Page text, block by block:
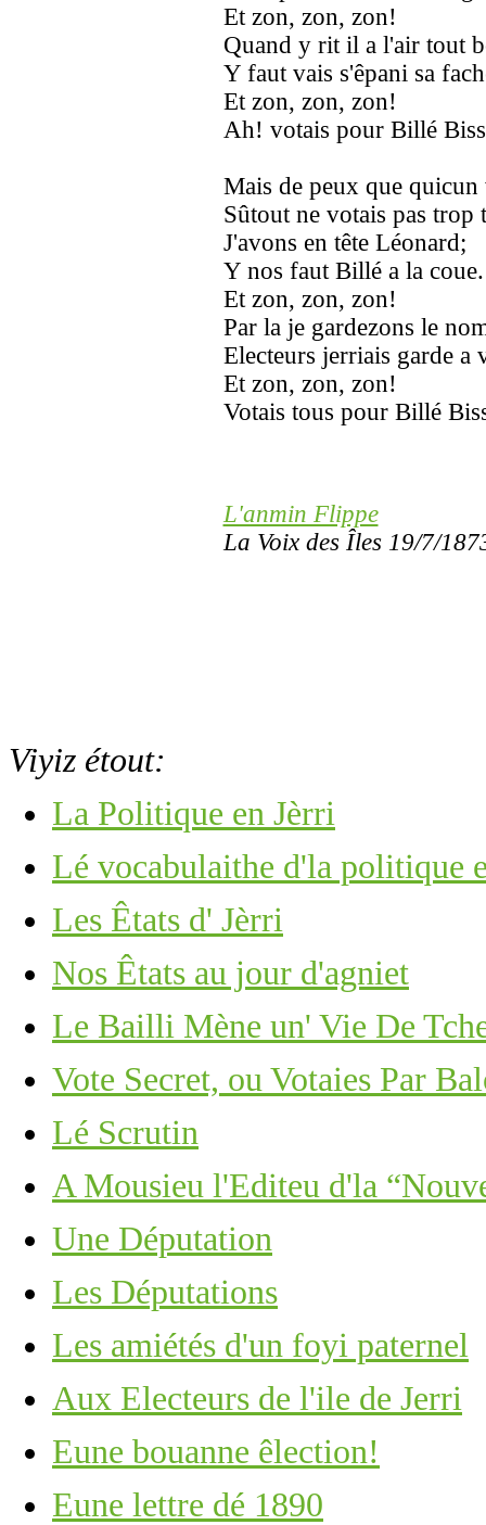
Et zon, zon, zon!
Quand y rit il a l'air tout
Y faut vais s'êpani sa
Et zon, zon, zon!
Ah! votais pour Billé
Mais de peux que quicun
Sûtout ne votais pas trop
J'avons en tête Léonard;
Y nos faut Billé a la coue.
Et zon, zon, zon!
Par la je gardezons le
Electeurs jerriais garde a
Et zon, zon, zon!
Votais tous pour Billé
L'anmin Flippe
La Voix des Îles 19/7/
Viyiz étout:
La Politique en Jèrri
Lé vocabulaithe d'la politique
Les Êtats d' Jèrri
Nos Êtats au jour d'agniet
Le Bailli Mène un' Vie De
Vote Secret, ou Votaies Par
Lé Scrutin
A Mousieu l'Editeu d'la
Une Députation
Les Députations
Les amiétés d'un foyi paternel
Aux Electeurs de l'ile de Jerri
Eune bouanne êlection!
Eune lettre dé 1890